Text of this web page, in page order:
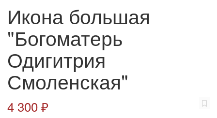
Икона большая
"Богоматерь
Одигитрия
Смоленская"
4 300 ₽